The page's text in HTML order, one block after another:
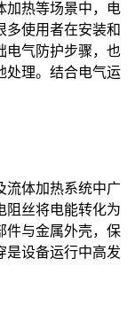
加热等场景中，电
多使用者在安装和
电气防护步骤，也
处理。结合电气运
流体加热系统中广
阻丝将电能转化为
件与金属外壳，保
是设备运行中高发